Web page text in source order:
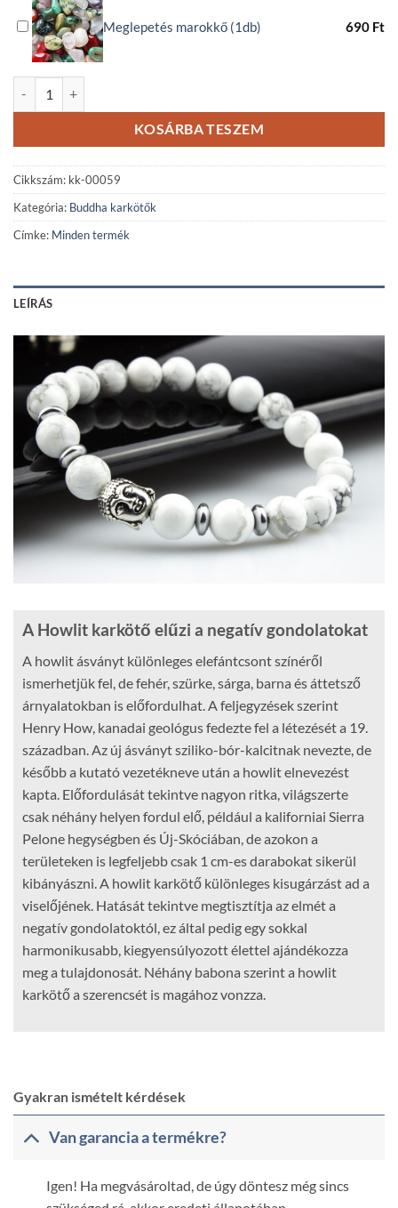
Meglepetés marokkő (1db) 690 Ft
KOSÁRBA TESZEM
Cikkszám: kk-00059
Kategória: Buddha karkötők
Címke: Minden termék
LEÍRÁS
A Howlit karkötő elűzi a negatív gondolatokat
A howlit ásványt különleges elefántcsont színéről
ismerhetjük fel, de fehér, szürke, sárga, barna és áttetsző
árnyalatokban is előfordulhat. A feljegyzések szerint
Henry How, kanadai geológus fedezte fel a létezését a 19.
században. Az új ásványt sziliko-bór-kalcitnak nevezte, de
később a kutató vezetékneve után a howlit elnevezést
kapta. Előfordulását tekintve nagyon ritka, világszerte
csak néhány helyen fordul elő, például a kaliforniai Sierra
Pelone hegységben és Új-Skóciában, de azokon a
területeken is legfeljebb csak 1 cm-es darabokat sikerül
kibányászni. A howlit karkötő különleges kisugárzást ad a
viselőjének. Hatását tekintve megtisztítja az elmét a
negatív gondolatoktól, ez által pedig egy sokkal
harmonikusabb, kiegyensúlyozott élettel ajándékozza
meg a tulajdonosát. Néhány babona szerint a howlit
karkötő a szerencsét is magához vonzza.
Gyakran ismételt kérdések
Van garancia a termékre?
Igen! Ha megvásároltad, de úgy döntesz még sincs